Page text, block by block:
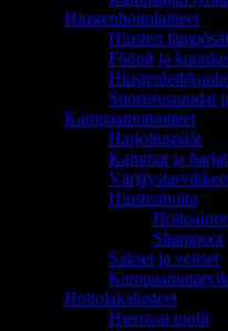
Hiustenhoitolaitteet
Hiusten
Föönit ja
Suoristusraudat
Kampaamotuotteet
Harjoituspäät
Kammat ja harjat
Hiustenhoito
Shampoot
Sakset ja veitset
Hoitolakalusteet
Hierovat tuolit